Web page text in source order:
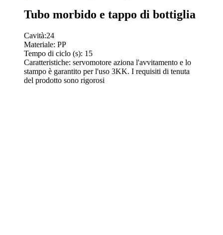
Tubo morbido e tappo di bottiglia
Cavità:24
Materiale: PP
Tempo di ciclo (s): 15
Caratteristiche: servomotore aziona l'avvitamento e lo
stampo è garantito per l'uso 3KK. I requisiti di tenuta
del prodotto sono rigorosi